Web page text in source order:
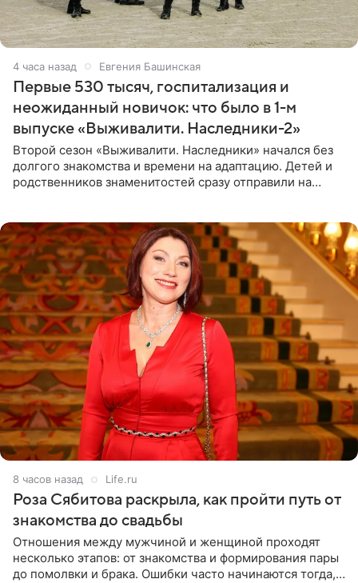
4 часа назад Евгения Башинская
Первые 530 тысяч, госпитализация и
неожиданный новичок: что было в 1-м
выпуске «Выживалити. Наследники-2»
Второй сезон «Выживалити. Наследники» начался без
долгого знакомства и времени на адаптацию. Детей и
родственников знаменитостей сразу отправили на
8 часов назад Life.ru
Роза Сябитова раскрыла, как пройти путь от
знакомства до свадьбы
Отношения между мужчиной и женщиной проходят
несколько этапов: от знакомства и формирования пары
до помолвки и брака. Ошибки часто начинаются тогда,